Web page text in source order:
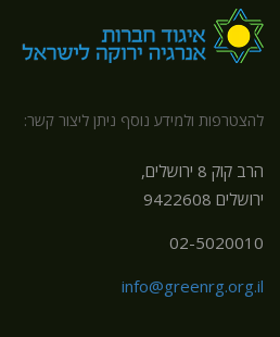
להצטרפות ולמידע נוסף ניתן ליצור קשר:
הרב קוק 8 ירושלים,
ירושלים 9422608
02-5020010
info@greenrg.org.il